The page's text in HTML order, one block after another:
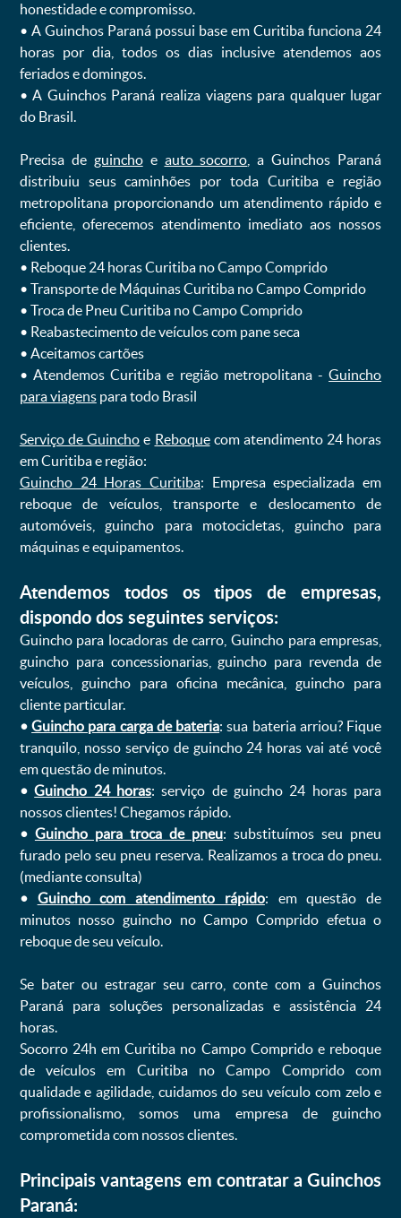
honestidade e compromisso.
ㅤㅤ• A Guinchos Paraná possui base em Curitiba funciona 24
horas por dia, todos os dias inclusive atendemos aos
feriados e domingos.
ㅤㅤ• A Guinchos Paraná realiza viagens para qualquer lugar
do Brasil.
Precisa de guinchoe auto socorro , a Guinchos Paraná
distribuiu seus caminhões por toda Curitiba e região
metropolitana proporcionando um atendimento rápido e
eficiente, oferecemos atendimento imediato aos nossos
clientes.
ㅤㅤ• Reboque 24 horas Curitiba no Campo Comprido
ㅤㅤ• Transporte de Máquinas Curitiba no Campo Comprido
ㅤㅤ• Troca de Pneu Curitiba no Campo Comprido
ㅤㅤ• Reabastecimento de veículos com pane seca
ㅤㅤ• Aceitamos cartões
ㅤㅤ• Atendemos Curitiba e região metropolitana -Guincho
para viagenspara todo Brasil
Serviço de Guincho e Reboquecom atendimento 24 horas
em Curitiba e região:
Guincho 24 Horas Curitiba: Empresa especializada em
reboque de veículos, transporte e deslocamento de
automóveis, guincho para motocicletas, guincho para
máquinas e equipamentos.
Atendemos todos os tipos de empresas,
dispondo dos seguintes serviços:
Guincho para locadoras de carro, Guincho para empresas,
guincho para concessionarias, guincho para revenda de
veículos, guincho para oficina mecânica, guincho para
cliente particular.
•Guincho para carga de bateria: sua bateria arriou? Fique
tranquilo, nosso serviço de guincho 24 horas vai até você
em questão de minutos.
•Guincho 24 horas: serviço de guincho 24 horas para
nossos clientes! Chegamos rápido.
• Guincho para troca de pneu: substituímos seu pneu
furado pelo seu pneu reserva. Realizamos a troca do pneu.
(mediante consulta)
• Guincho com atendimento rápido: em questão de
minutos nosso guincho no Campo Comprido efetua o
reboque de seu veículo.
Se bater ou estragar seu carro, conte com a Guinchos
Paraná para soluções personalizadas e assistência 24
horas.
Socorro 24h em Curitiba no Campo Comprido e reboque
de veículos em Curitiba no Campo Comprido com
qualidade e agilidade, cuidamos do seu veículo com zelo e
profissionalismo, somos uma empresa de guincho
comprometida com nossos clientes.
Principais vantagens em contratar a Guinchos
Paraná: